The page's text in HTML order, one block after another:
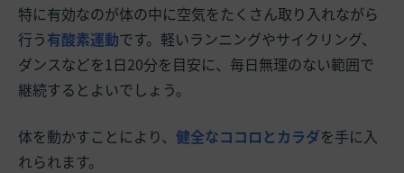
特に有効なのが体の中に空気をたくさん取り入れながら
行う有酸素運動です。軽いランニングやサイクリング、
ダンスなどを1日20分を目安に、毎日無理のない範囲で
継続するとよいでしょう。
体を動かすことにより、 健全なココロとカラダを手に入
れられます。